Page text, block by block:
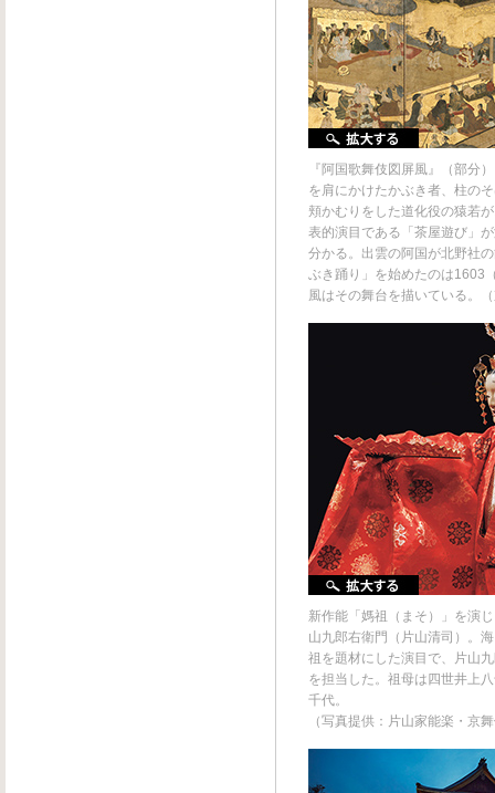
『阿国歌舞伎図屏風』（部分
を肩にかけたかぶき者、柱の
頬かむりをした道化役の猿若
表的演目である「茶屋遊び」
分かる。出雲の阿国が北野社
ぶき踊り」を始めたのは1603
風はその舞台を描いている。
新作能「媽祖（まそ）」を演
山九郎右衛門（片山清司）。
祖を題材にした演目で、片山
を担当した。祖母は四世井上
千代。
（写真提供：片山家能楽・京